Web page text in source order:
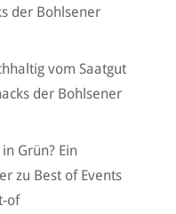
der Bohlsener
vom Saatgut
der Bohlsener
Grün? Ein
zu Best of Events
of